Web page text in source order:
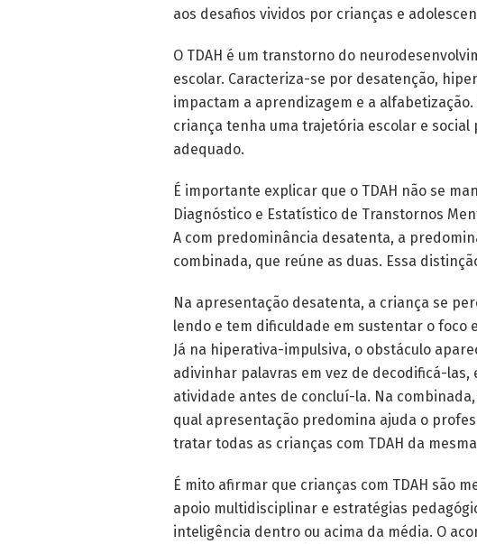
aos desafios vividos por crianças e
O TDAH é um transtorno do
escolar. Caracteriza-se por desatenção,
impactam a aprendizagem e a
criança tenha uma trajetória escolar e
adequado.
É importante explicar que o TDAH não se
Diagnóstico e Estatístico de Transtornos
A com predominância desatenta, a
combinada, que reúne as duas. Essa
Na apresentação desatenta, a criança se
lendo e tem dificuldade em sustentar o foco
Já na hiperativa-impulsiva, o obstáculo
adivinhar palavras em vez de decodificá-
atividade antes de concluí-la. Na
qual apresentação predomina ajuda o
tratar todas as crianças com TDAH da
É mito afirmar que crianças com TDAH são
apoio multidisciplinar e estratégias
inteligência dentro ou acima da média. O